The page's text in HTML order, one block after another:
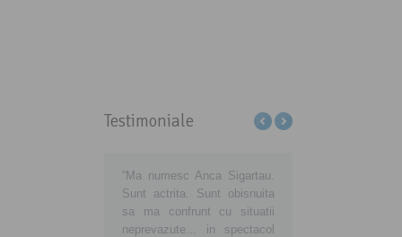
Testimoniale
“Ma numesc Anca Sigartau.
Sunt actrita. Sunt obisnuita
sa ma confrunt cu situatii
neprevazute... in spectacol